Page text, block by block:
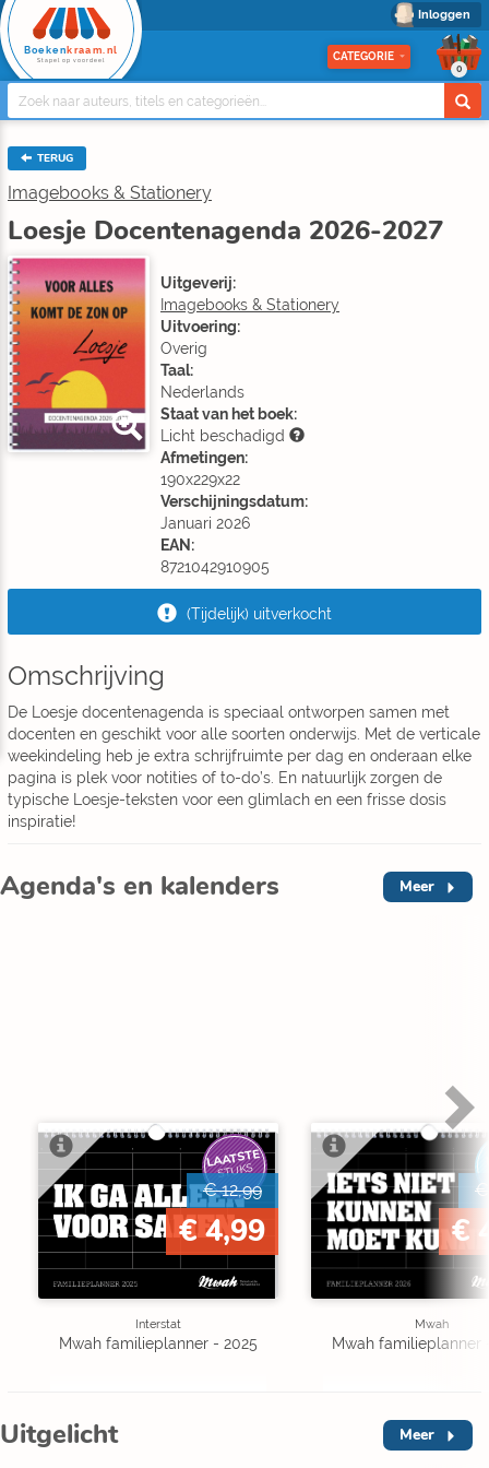
Inloggen
Boeken kraam.nl
Stapel op voordeel CATEGORIE
0
TERUG
Imagebooks & Stationery
Loesje Docentenagenda 2026-2027
Uitgeverij:
Imagebooks & Stationery
Uitvoering:
Overig
Taal:
Nederlands
Staat van het boek:
Licht beschadigd
Afmetingen:
190x229x22
Verschijningsdatum:
Januari 2026
EAN:
8721042910905
(Tijdelijk) uitverkocht
Omschrijving
De Loesje docentenagenda is speciaal ontworpen samen met
docenten en geschikt voor alle soorten onderwijs. Met de verticale
weekindeling heb je extra schrijfruimte per dag en onderaan elke
pagina is plek voor notities of to-do’s. En natuurlijk zorgen de
typische Loesje-teksten voor een glimlach en een frisse dosis
inspiratie!
Agenda's en kalenders Meer
LAATSTE
STUKS
€ 12,99
€ 4,99
Interstat
Mwah familieplanner - 2025
€
€
Mwah
Mwah familieplanner
Uitgelicht Meer